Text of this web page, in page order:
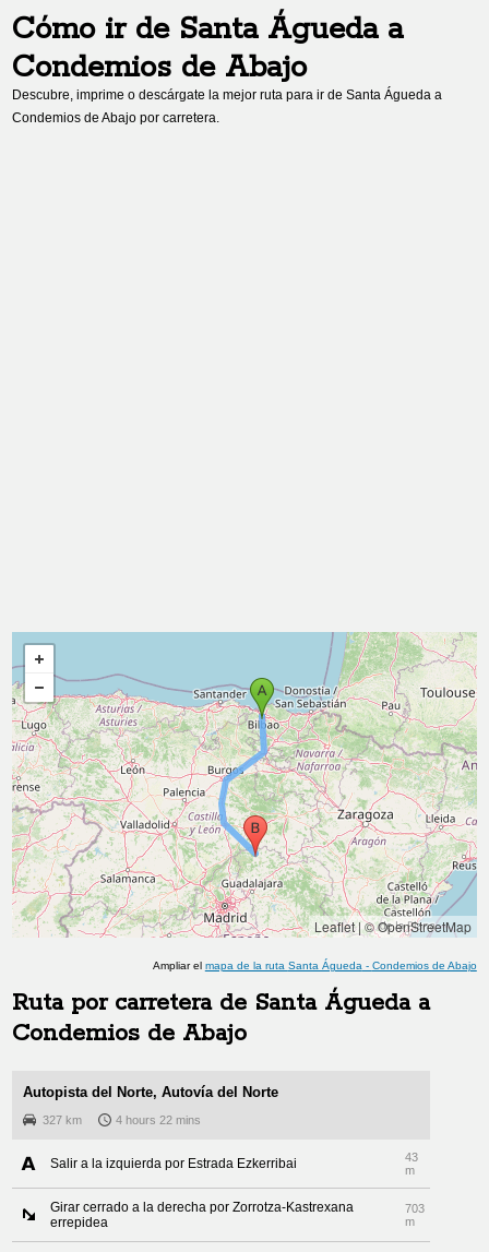
Cómo ir de Santa Águedaa
Condemios de Abajo
Descubre, imprime o descárgate la mejor ruta para ir deSanta Águeda a
Condemios de Abajo por carretera.
Leaflet|© OpenStreetMap
Ampliar el mapa de la ruta Santa Águeda - Condemios de Abajo
Ruta por carretera de Santa Águedaa
Condemios de Abajo
Autopista del Norte, Autovía del Norte
327 km 4 hours 22 mins
Salir a la izquierda por Estrada Ezkerribai
43
m
Girar cerrado a la derecha por Zorrotza-Kastrexana
errepidea
703
m